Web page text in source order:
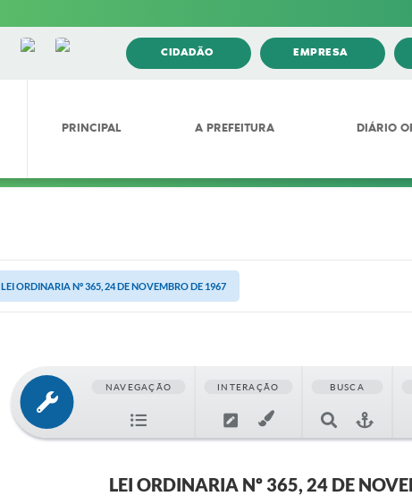
CIDADÃO EMPRESA
PRINCIPAL A PREFEITURA DIÁRIO
LEI ORDINARIA Nº 365, 24 DE NOVEMBRO DE 1967
NAVEGAÇÃO INTERAÇÃO BUSCA
LEI ORDINARIA Nº 365, 24 DE